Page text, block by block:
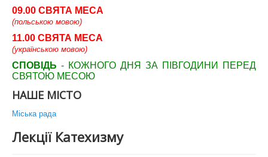
09.00 СВЯТА МЕСА
(польською мовою)
11.00 СВЯТА МЕСА
(українською мовою)
СПОВІДЬ - КОЖНОГО ДНЯ ЗА ПІВГОДИНИ ПЕРЕД
СВЯТОЮ МЕСОЮ
НАШЕ МІСТО
Міська рада
Лекції Катехизму